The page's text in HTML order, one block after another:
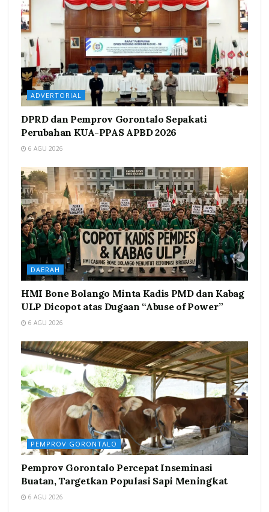
ADVERTORIAL
DPRD dan Pemprov Gorontalo Sepakati
Perubahan KUA-PPAS APBD 2026
6 AGU 2026
DAERAH
HMI Bone Bolango Minta Kadis PMD dan Kabag
ULP Dicopot atas Dugaan “Abuse of Power”
6 AGU 2026
PEMPROV GORONTALO
Pemprov Gorontalo Percepat Inseminasi
Buatan, Targetkan Populasi Sapi Meningkat
6 AGU 2026